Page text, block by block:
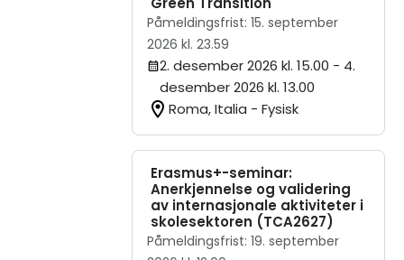
Påmeldingsfrist: 15. september
2026 kl. 23.59
2. desember 2026 kl. 15.00 - 4.
desember 2026 kl. 13.00
Roma, Italia - Fysisk
Erasmus+-seminar:
Anerkjennelse og validering
av internasjonale aktiviteter i
skolesektoren (TCA2627)
Påmeldingsfrist: 19. september